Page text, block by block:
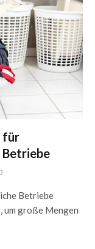
für
Betriebe
Betriebe
um große Mengen